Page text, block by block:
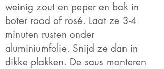
weinig zout en peper en bak in
boter rood of rosé. Laat ze 3-4
minuten rusten onder
aluminiumfolie. Snijd ze dan in
dikke plakken. De saus monteren